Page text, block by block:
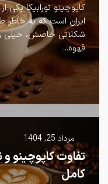
کاپوچینو تورابیکا
ایران است که به
شکلاتی خاصش، خیلی
قهوه...
مرداد 25, 1404
تفاوت کاپوچینو
کامل